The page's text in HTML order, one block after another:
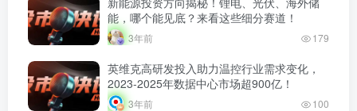
能，哪个能见底？来看这些细分赛道！
3年前 179
英维克高研发投入助力温控行业需求变化，
2023-2025年数据中心市场超900亿！
3年前 100